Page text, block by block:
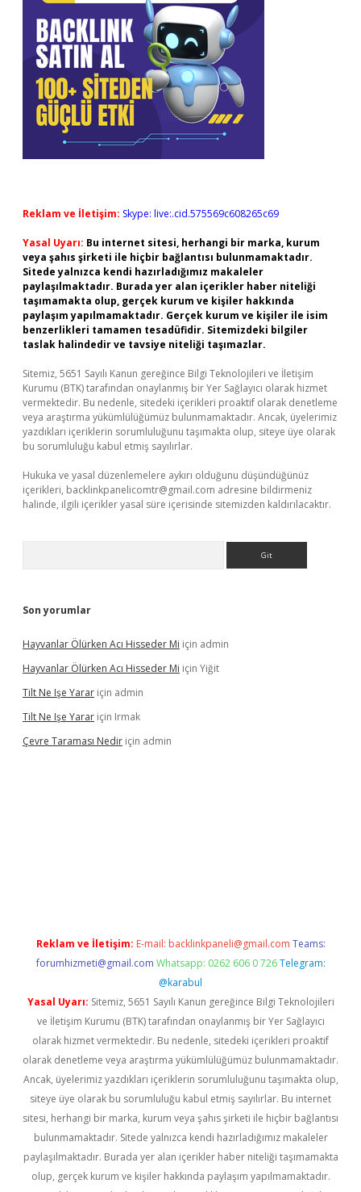
Reklam ve İletişim: Skype: live:.cid.575569c608265c69
Yasal Uyarı: Bu internet sitesi, herhangi bir marka, kurum
veya şahıs şirketi ile hiçbir bağlantısı bulunmamaktadır.
Sitede yalnızca kendi hazırladığımız makaleler
paylaşılmaktadır. Burada yer alan içerikler haber niteliği
taşımamakta olup, gerçek kurum ve kişiler hakkında
paylaşım yapılmamaktadır. Gerçek kurum ve kişiler ile isim
benzerlikleri tamamen tesadüfidir. Sitemizdeki bilgiler
taslak halindedir ve tavsiye niteliği taşımazlar.
Sitemiz, 5651 Sayılı Kanun gereğince Bilgi Teknolojileri ve İletişim
Kurumu (BTK) tarafından onaylanmış bir Yer Sağlayıcı olarak hizmet
vermektedir. Bu nedenle, sitedeki içerikleri proaktif olarak denetleme
veya araştırma yükümlülüğümüz bulunmamaktadır. Ancak, üyelerimiz
yazdıkları içeriklerin sorumluluğunu taşımakta olup, siteye üye olarak
bu sorumluluğu kabul etmiş sayılırlar.
Hukuka ve yasal düzenlemelere aykırı olduğunu düşündüğünüz
içerikleri, backlinkpanelicomtr@gmail.com adresine bildirmeniz
halinde, ilgili içerikler yasal süre içerisinde sitemizden kaldırılacaktır.
Son yorumlar
Hayvanlar Ölürken Acı Hisseder Mi için admin
Hayvanlar Ölürken Acı Hisseder Mi için Yiğit
Tilt Ne Işe Yarar için admin
Tilt Ne Işe Yarar için Irmak
Çevre Taraması Nedir için admin
Reklam ve İletişim: E-mail: backlinkpaneli@gmail.com Teams:
forumhizmeti@gmail.com Whatsapp: 0262 606 0 726 Telegram:
@karabul
Yasal Uyarı: Sitemiz, 5651 Sayılı Kanun gereğince Bilgi Teknolojileri
ve İletişim Kurumu (BTK) tarafından onaylanmış bir Yer Sağlayıcı
olarak hizmet vermektedir. Bu nedenle, sitedeki içerikleri proaktif
olarak denetleme veya araştırma yükümlülüğümüz bulunmamaktadır.
Ancak, üyelerimiz yazdıkları içeriklerin sorumluluğunu taşımakta olup,
siteye üye olarak bu sorumluluğu kabul etmiş sayılırlar. Bu internet
sitesi, herhangi bir marka, kurum veya şahıs şirketi ile hiçbir bağlantısı
bulunmamaktadır. Sitede yalnızca kendi hazırladığımız makaleler
paylaşılmaktadır. Burada yer alan içerikler haber niteliği taşımamakta
olup, gerçek kurum ve kişiler hakkında paylaşım yapılmamaktadır.